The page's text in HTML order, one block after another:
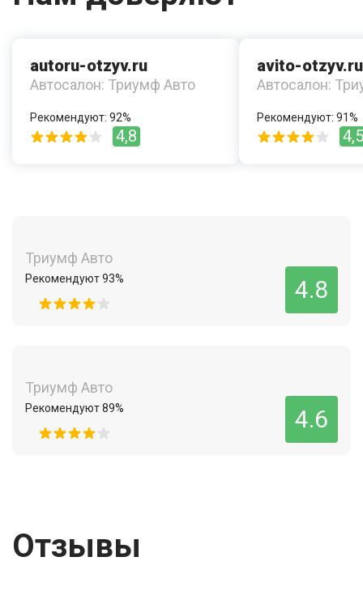
autoru-otzyv.ru
Автосалон: Триумф Авто
Рекомендуют: 92%
4,8
avito-otzyv.ru
Автосалон:
Рекомендуют: 91%
4,5
Триумф Авто
Рекомендуют 93% 4.8
Триумф Авто
Рекомендуют 89% 4.6
Отзывы